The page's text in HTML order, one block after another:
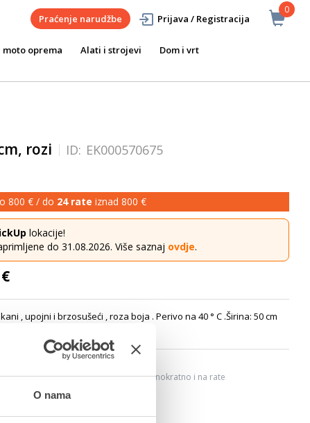
O nama
0
Praćenje narudžbe Prijava / Registracija
moto oprema Alati i strojevi
Dom i vrt
rozi ID: EK000570675
800 € / do 24 rate iznad 800 €
lokacije!
do 31.08.2026. Više saznaj ovdje.
, upojni i brzosušeći , roza boja . Perivo na 40 ° C .Širina: 50 cm
Internet bankarstvom, karticama jednokratno i na rate